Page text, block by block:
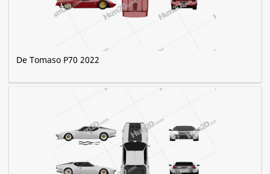
De Tomaso P70 2022